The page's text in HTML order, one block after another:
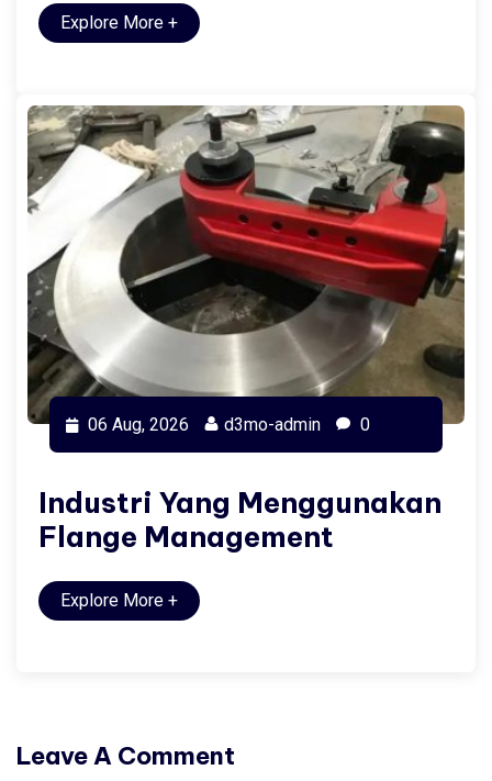
Explore More +
06 Aug, 2026 d3mo-admin 0
Industri Yang Menggunakan
Flange Management
Explore More +
Leave A Comment